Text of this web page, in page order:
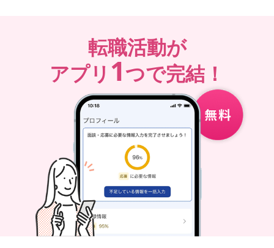
転職活動が
アプリ 1つで完結！